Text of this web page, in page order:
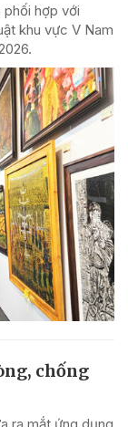
phối hợp với
khu vực V Nam
chống